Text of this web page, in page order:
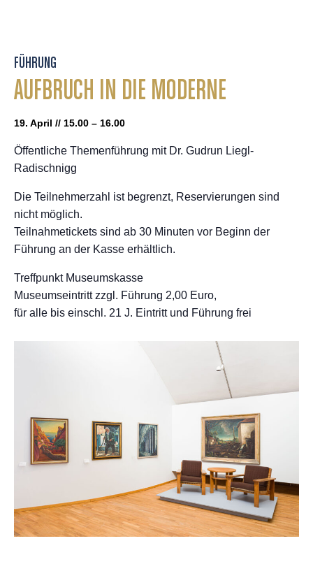
FÜHRUNG
AUFBRUCH IN DIE MODERNE
19. April // 15.00 – 16.00
Öffentliche Themenführung mit Dr. Gudrun Liegl-
Radischnigg
Die Teilnehmerzahl ist begrenzt, Reservierungen sind
nicht möglich.
Teilnahmetickets sind ab 30 Minuten vor Beginn der
Führung an der Kasse erhältlich.
Treffpunkt Museumskasse
Museumseintritt zzgl. Führung 2,00 Euro,
für alle bis einschl. 21 J. Eintritt und Führung frei